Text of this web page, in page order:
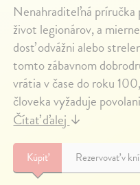
Nenahraditeľná
život legionárov, a
dosť odvážni alebo
tomto zábavnom
vrátia v čase do roku
človeka vyžaduje
Čítať ďalej↓
Kúpiť Rezervovať v